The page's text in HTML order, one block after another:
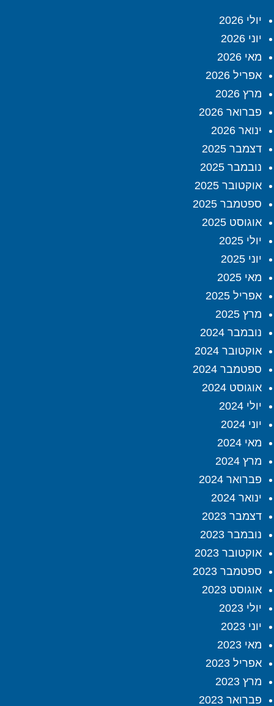
יולי 2026
יוני 2026
מאי 2026
אפריל 2026
מרץ 2026
פברואר 2026
ינואר 2026
דצמבר 2025
נובמבר 2025
אוקטובר 2025
ספטמבר 2025
אוגוסט 2025
יולי 2025
יוני 2025
מאי 2025
אפריל 2025
מרץ 2025
נובמבר 2024
אוקטובר 2024
ספטמבר 2024
אוגוסט 2024
יולי 2024
יוני 2024
מאי 2024
מרץ 2024
פברואר 2024
ינואר 2024
דצמבר 2023
נובמבר 2023
אוקטובר 2023
ספטמבר 2023
אוגוסט 2023
יולי 2023
יוני 2023
מאי 2023
אפריל 2023
מרץ 2023
פברואר 2023